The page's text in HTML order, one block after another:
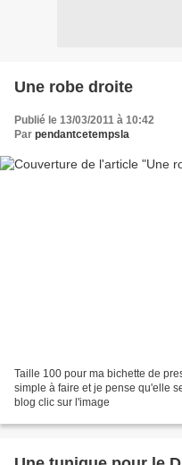
Une robe droite
Publié le 13/03/2011 à 10:42
Par pendantcetempsla
Taille 100 pour ma bichette de
simple à faire et je pense qu'elle
blog clic sur l'image